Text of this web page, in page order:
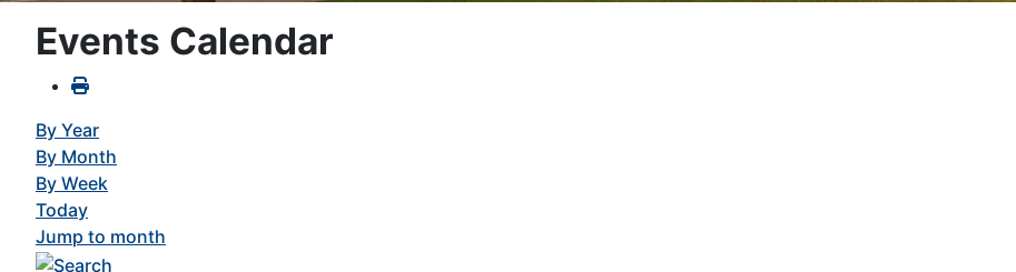
Events Calendar
By Year
By Month
By Week
Today
Jump to month